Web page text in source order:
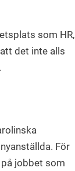
som HR,
det inte alls
För
jobbet som